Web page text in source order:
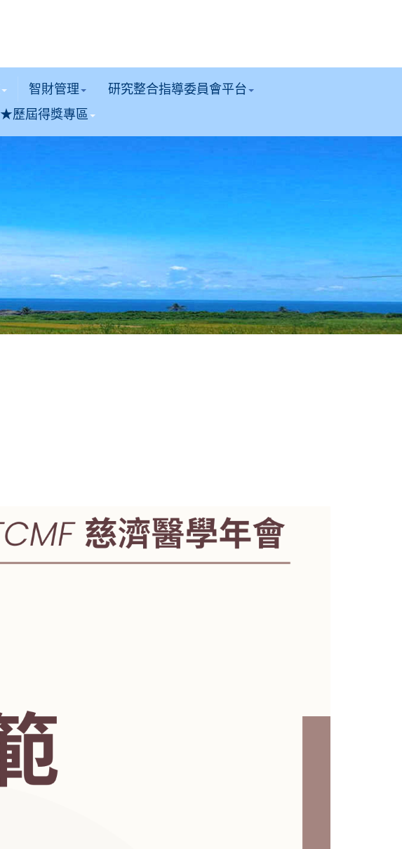
智財管理
研究整合指導委員會平台
★歷屆得獎專區